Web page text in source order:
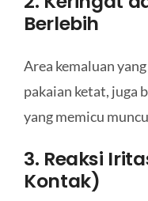
Berlebih
Area kemaluan
pakaian ketat, juga
yang memicu
3. Reaksi
Kontak)